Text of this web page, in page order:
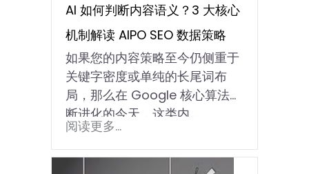
AI 如何判断内容语义？3 大核心
机制解读 AIPO SEO 数据策略
如果您的内容策略至今仍侧重于
关键字密度或单纯的长尾词布
局，那么在 Google 核心算法不
断进化的今天，这类内…
阅读更多...